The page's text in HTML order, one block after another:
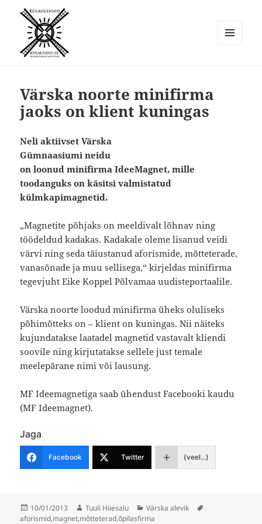
Värska noorte minifirma
jaoks on klient kuningas
Neli aktiivset Värska
Gümnaasiumi neidu
on loonud minifirma IdeeMagnet, mille
toodanguks on käsitsi valmistatud
külmkapimagnetid.
„Magnetite põhjaks on meeldivalt lõhnav ning
töödeldud kadakas. Kadakale oleme lisanud veidi
värvi ning seda täiustanud aforismide, mõtteterade,
vanasõnade ja muu sellisega,“ kirjeldas minifirma
tegevjuht Eike Koppel Põlvamaa uudisteportaalile.
Värska noorte loodud minifirma üheks oluliseks
põhimõtteks on – klient on kuningas. Nii näiteks
kujundatakse laatadel magnetid vastavalt kliendi
soovile ning kirjutatakse sellele just temale
meelepärane nimi või lausung.
MF Ideemagnetiga saab ühendust Facebooki kaudu
(MF Ideemagnet).
Jaga
Facebook Twitter (veel...)
Postitatud
10/01/2013 Autor
Tuuli Hiiesalu Rubriigid
Värska alevik
aforismid,magnet,mõtteterad,õpilasfirma